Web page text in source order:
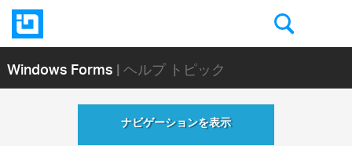
Windows Forms| ヘルプ トピック
ナビゲーションを表示